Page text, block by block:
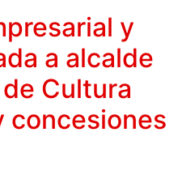
y
a alcalde
Cultura
concesiones